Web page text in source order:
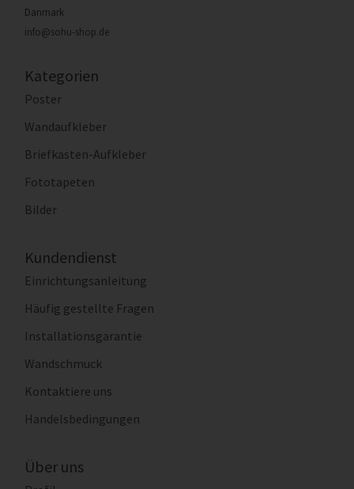
Danmark
info@sohu-shop.de
Kategorien
Poster
Wandaufkleber
Briefkasten-Aufkleber
Fototapeten
Bilder
Kundendienst
Einrichtungsanleitung
Häufig gestellte Fragen
Installationsgarantie
Wandschmuck
Kontaktiere uns
Handelsbedingungen
Über uns